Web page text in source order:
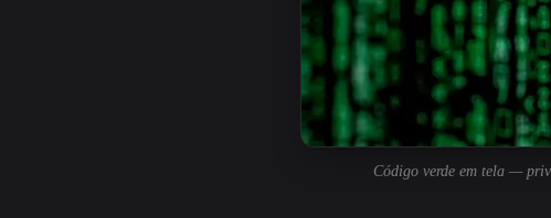
Código verde em tela —